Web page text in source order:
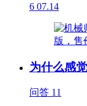
6 07.14
为什么感
问答 11